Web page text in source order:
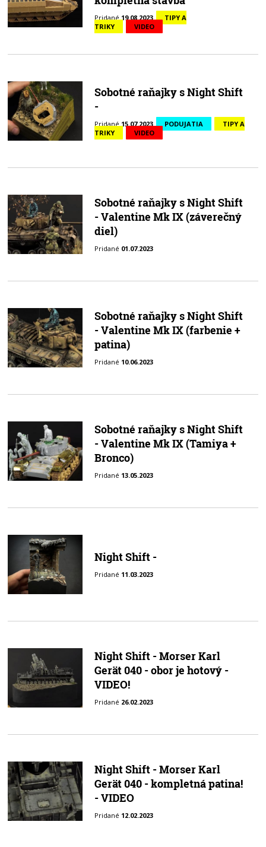
Pridané 19.08.2023
TIPY A
TRIKY
VIDEO
Sobotné raňajky s Night Shift
-
Pridané 15.07.2023 PODUJATIA
TIPY A
TRIKY
VIDEO
Sobotné raňajky s Night Shift
- Valentine Mk IX (záverečný
diel)
Pridané 01.07.2023
Sobotné raňajky s Night Shift
- Valentine Mk IX (farbenie +
patina)
Pridané 10.06.2023
Sobotné raňajky s Night Shift
- Valentine Mk IX (Tamiya +
Bronco)
Pridané 13.05.2023
Night Shift -
Pridané 11.03.2023
Night Shift - Morser Karl
Gerät 040 - obor je hotový -
VIDEO!
Pridané 26.02.2023
Night Shift - Morser Karl
Gerät 040 - kompletná patina!
- VIDEO
Pridané 12.02.2023